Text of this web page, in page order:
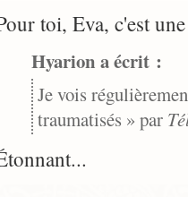
toi, Eva, c'est
Hyarion a écrit :
Je vois
traumatisés » par